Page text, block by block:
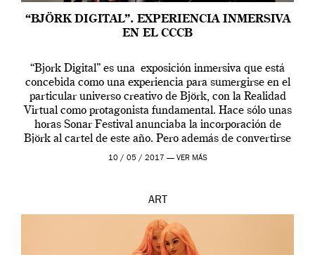
“BJÖRK DIGITAL”. EXPERIENCIA INMERSIVA
EN EL CCCB
“Bjork Digital” es una exposición inmersiva que está
concebida como una experiencia para sumergirse en el
particular universo creativo de Björk, con la Realidad
Virtual como protagonista fundamental. Hace sólo unas
horas Sonar Festival anunciaba la incorporación de
Björk al cartel de este año. Pero además de convertirse
en una de las actuaciones más relevantes […]
10 / 05 / 2017 — VER MÁS
ART